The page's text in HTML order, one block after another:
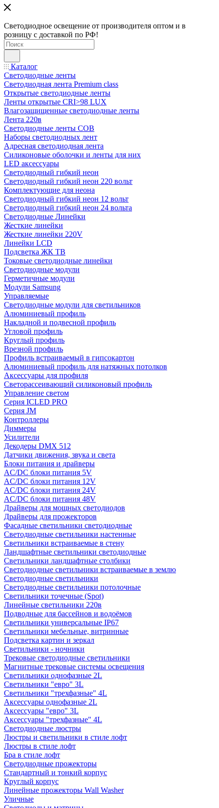
Светодиодное освещение от производителя оптом и в
розницу с доставкой по РФ!
Каталог
Светодиодные ленты
Светодиодная лента Premium class
Открытые светодиодные ленты
Ленты открытые CRI>98 LUX
Влагозащищенные светодиодные ленты
Лента 220в
Светодиодные ленты COB
Наборы светодиодных лент
Адресная светодиодная лента
Силиконовые оболочки и ленты для них
LED аксессуары
Светодиодный гибкий неон
Светодиодный гибкий неон 220 вольт
Комплектующие для неона
Светодиодный гибкий неон 12 вольт
Светодиодный гибкий неон 24 вольта
Светодиодные Линейки
Жесткие линейки
Жесткие линейки 220V
Линейки LCD
Подсветка ЖК ТВ
Токовые светодиодные линейки
Светодиодные модули
Герметичные модули
Модули Samsung
Управляемые
Светодиодные модули для светильников
Алюминиевый профиль
Накладной и подвесной профиль
Угловой профиль
Круглый профиль
Врезной профиль
Профиль встраиваемый в гипсокартон
Алюминиевый профиль для натяжных потолков
Аксессуары для профиля
Светорассеивающий силиконовый профиль
Управление светом
Серия ICLED PRO
Серия JM
Контроллеры
Диммеры
Усилители
Декодеры DMX 512
Датчики движения, звука и света
Блоки питания и драйверы
AC/DC блоки питания 5V
AC/DC блоки питания 12V
AC/DC блоки питания 24V
AC/DC блоки питания 48V
Драйверы для мощных светодиодов
Драйверы для прожекторов
Фасадные светильники светодиодные
Светодиодные светильники настенные
Светильники встраиваемые в стену
Ландшафтные светильники светодиодные
Светильники ландшафтные столбики
Светодиодные светильники встраиваемые в землю
Светодиодные светильники
Светодиодные светильники потолочные
Светильники точечные (Spot)
Линейные светильники 220в
Подводные для бассейнов и водоёмов
Светильники универсальные IP67
Светильники мебельные, витринные
Подсветка картин и зеркал
Светильники - ночники
Трековые светодиодные светильники
Магнитные трековые системы освещения
Светильники однофазные 2L
Светильники "евро" 3L
Светильники "трехфазные" 4L
Аксессуары однофазные 2L
Аксессуары "евро" 3L
Аксессуары "трехфазные" 4L
Светодиодные люстры
Люстры и светильники в стиле лофт
Люстры в стиле лофт
Бра в стиле лофт
Светодиодные прожекторы
Стандартный и тонкий корпус
Круглый корпус
Линейные прожекторы Wall Washer
Уличные